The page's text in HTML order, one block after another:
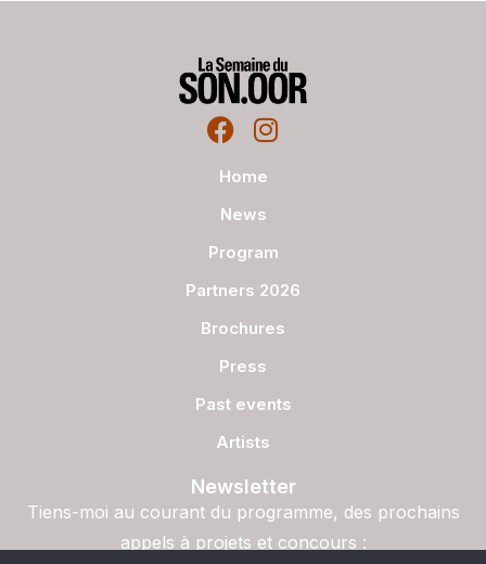
Home
News
Program
Partners 2026
Brochures
Press
Past events
Artists
Newsletter
Tiens-moi au courant du programme, des prochains
appels à projets et concours :